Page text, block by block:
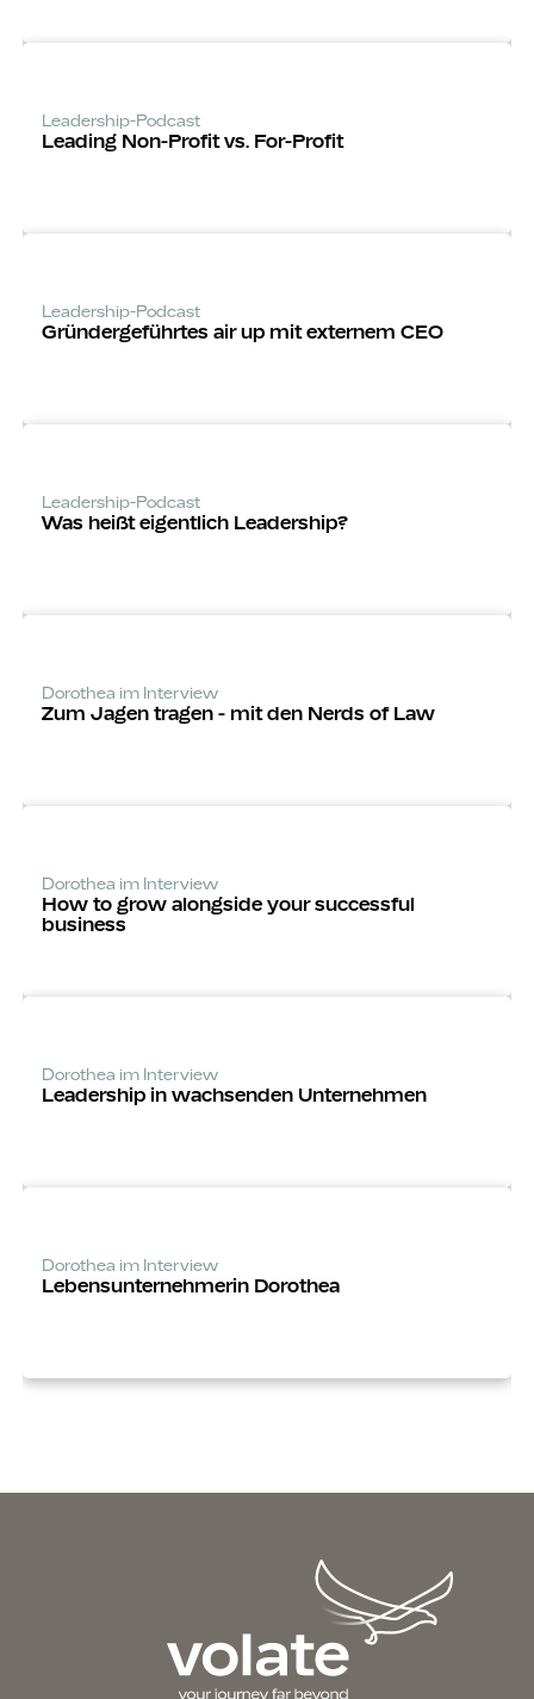
Leadership-Podcast
Leading Non-Profit vs. For-Profit
Leadership-Podcast
Gründerge­führtes air up mit externem CEO
Leadership-Podcast
Was heißt eigentlich Leadership?
Dorothea im Interview
Zum Jagen tragen - mit den Nerds of Law
Dorothea im Interview
How to grow alongside your successful
business
Dorothea im Interview
Leadership in wachsenden Unternehmen
Dorothea im Interview
Lebens­unter­­nehmerin Dorothea